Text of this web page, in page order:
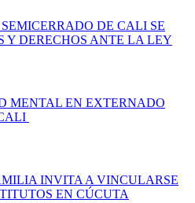
DE CALI SE
Y DERECHOS ANTE LA LEY
MENTAL EN EXTERNADO
INVITA A VINCULARSE
EN CÚCUTA